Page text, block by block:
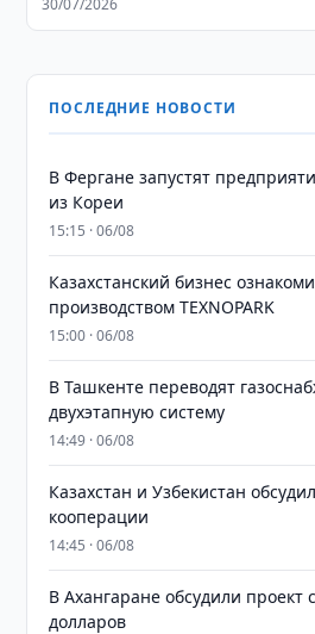
30/07/2026
ПОСЛЕДНИЕ НОВОСТИ
В Фергане запустят
из Кореи
15:15 · 06/08
Казахстанский бизнес
производством TEXNOPARK
15:00 · 06/08
В Ташкенте переводят
двухэтапную систему
14:49 · 06/08
Казахстан и Узбекистан
кооперации
14:45 · 06/08
В Ахангаране обсудили проект
долларов